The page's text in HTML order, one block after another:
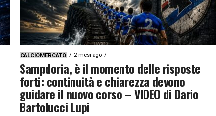
CALCIOMERCATO 2 mesi ago
Sampdoria, è il momento delle risposte
forti: continuità e chiarezza devono
guidare il nuovo corso – VIDEO di Dario
Bartolucci Lupi